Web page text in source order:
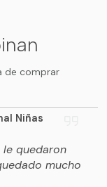
de comprar
Niñas
quedaron
mucho